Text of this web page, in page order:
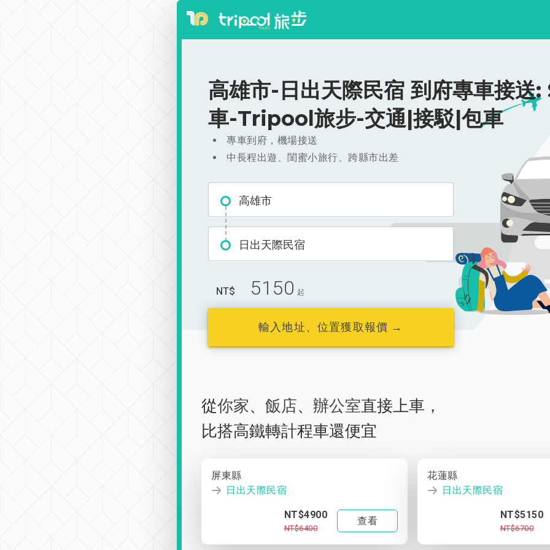
高雄市-日出天際民宿 到府專車接送
車-Tripool旅步-交通|接駁|包車
專車到府，機場接送
中長程出遊、閨蜜小旅行、跨縣市出差
高雄市
日出天際民宿
NT$ 5150 起
輸入地址、位置獲取報價 →
從你家、 飯店、 辦公室直接上車，
比搭高鐵轉計程車還便宜
屏東縣
日出天際民宿
NT$4900
NT$6400
查看
花蓮縣
日出天際民宿
NT$5150
NT$6700